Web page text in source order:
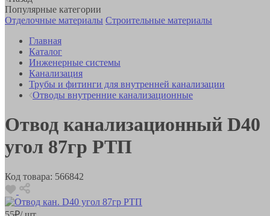
Популярные категории
Отделочные материалы Строительные материалы
Главная
Каталог
Инженерные системы
Канализация
Трубы и фитинги для внутренней канализации
Отводы внутренние канализационные
Отвод канализационный D40
угол 87гр РТП
Код товара: 566842